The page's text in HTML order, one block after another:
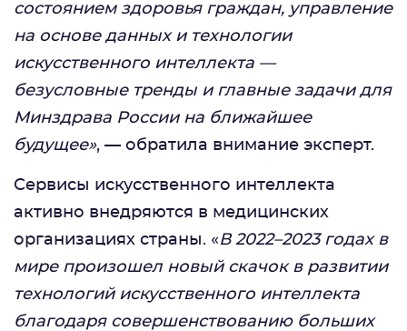
состоянием здоровья граждан, управление
на основе данных и технологии
искусственного интеллекта —
безусловные тренды и главные задачи для
Минздрава России на ближайшее
будущее», — обратила внимание эксперт.
Сервисы искусственного интеллекта
активно внедряются в медицинских
организациях страны. «В 2022–2023 годах в
мире произошел новый скачок в развитии
технологий искусственного интеллекта
благодаря совершенствованию больших